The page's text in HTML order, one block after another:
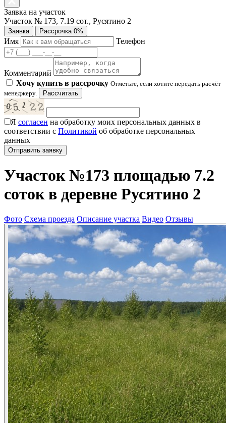
Заявка на участок
Участок № 173, 7.19 сот., Русятино 2
Заявка Рассрочка 0%
Имя Телефон
Комментарий
Хочу купить в рассрочку Отметьте, если хотите передать расчёт
менеджеру.
Рассчитать
Я согласен на обработку моих персональных данных в
соответствии с Политикой об обработке персональных
данных
Участок №173 площадью 7.2
соток в деревне Русятино 2
Фото Схема проезда Описание участка Видео Отзывы